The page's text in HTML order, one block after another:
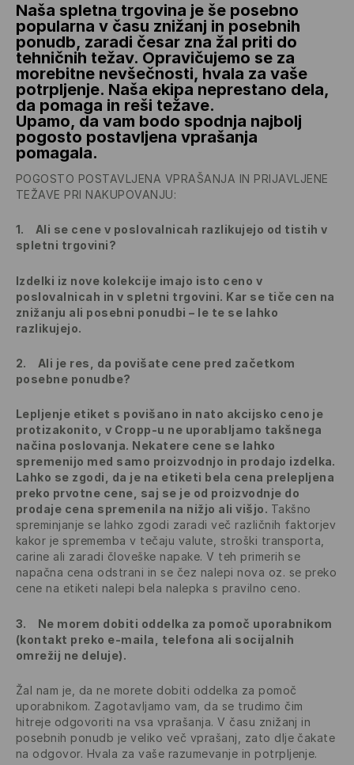
Naša spletna trgovina je še posebno
popularna v času znižanj in posebnih
ponudb, zaradi česar zna žal priti do
tehničnih težav. Opravičujemo se za
morebitne nevšečnosti, hvala za vaše
potrpljenje. Naša ekipa neprestano dela,
da pomaga in reši težave.
Upamo, da vam bodo spodnja najbolj
pogosto postavljena vprašanja
pomagala.
POGOSTO POSTAVLJENA VPRAŠANJA IN PRIJAVLJENE
TEŽAVE PRI NAKUPOVANJU:
1. Ali se cene v poslovalnicah razlikujejo od tistih v
spletni trgovini?
Izdelki iz nove kolekcije imajo isto ceno v
poslovalnicah in v spletni trgovini. Kar se tiče cen na
znižanju ali posebni ponudbi – le te se lahko
razlikujejo.
2. Ali je res, da povišate cene pred začetkom
posebne ponudbe?
Lepljenje etiket s povišano in nato akcijsko ceno je
protizakonito, v Cropp-u ne uporabljamo takšnega
načina poslovanja. Nekatere cene se lahko
spremenijo med samo proizvodnjo in prodajo izdelka.
Lahko se zgodi, da je na etiketi bela cena prelepljena
preko prvotne cene, saj se je od proizvodnje do
prodaje cena spremenila na nižjo ali višjo. Takšno
spreminjanje se lahko zgodi zaradi več različnih faktorjev
kakor je sprememba v tečaju valute, stroški transporta,
carine ali zaradi človeške napake. V teh primerih se
napačna cena odstrani in se čez nalepi nova oz. se preko
cene na etiketi nalepi bela nalepka s pravilno ceno.
3. Ne morem dobiti oddelka za pomoč uporabnikom
(kontakt preko e-maila, telefona ali socijalnih
omrežij ne deluje).
Žal nam je, da ne morete dobiti oddelka za pomoč
uporabnikom. Zagotavljamo vam, da se trudimo čim
hitreje odgovoriti na vsa vprašanja. V času znižanj in
posebnih ponudb je veliko več vprašanj, zato dlje čakate
na odgovor. Hvala za vaše razumevanje in potrpljenje.